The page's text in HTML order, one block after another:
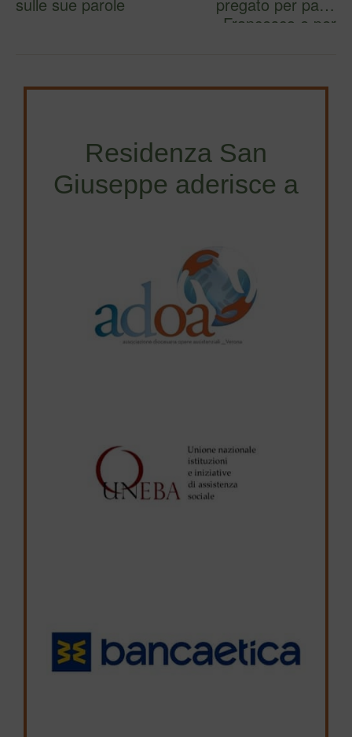
Francesco e per
Residenza San
Giuseppe aderisce a